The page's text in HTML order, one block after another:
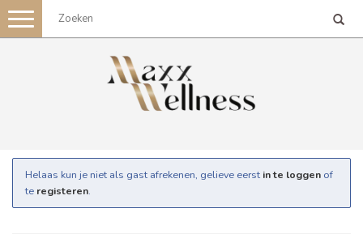
Toggle
navigation
Helaas kun je niet als gast afrekenen, gelieve eerst in te loggen of
te registeren.